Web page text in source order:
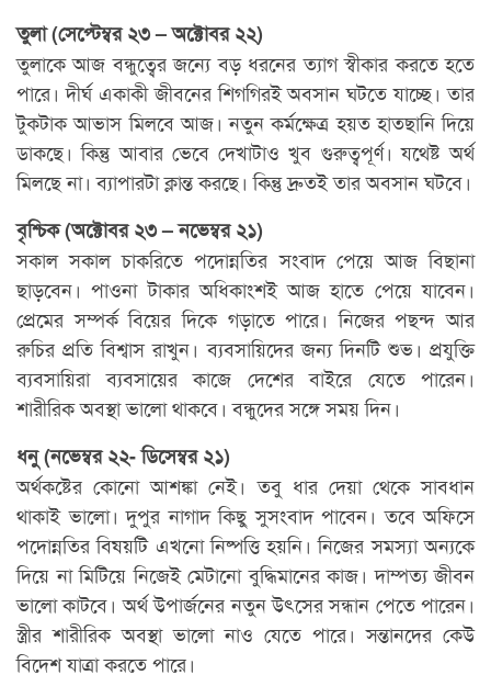
তুলা (সেপ্টেম্বর ২৩ – অক্টোবর ২২)
তুলাকে আজ বন্ধুত্বের জন্যে বড় ধরনের ত্যাগ স্বীকার করতে হতে
পারে। দীর্ঘ একাকী জীবনের শিগগিরই অবসান ঘটতে যাচ্ছে। তার
টুকটাক আভাস মিলবে আজ। নতুন কর্মক্ষেত্র হয়ত হাতছানি দিয়ে
ডাকছে। কিন্তু আবার ভেবে দেখাটাও খুব গুরুত্বপূর্ণ। যথেষ্ট অর্থ
মিলছে না। ব্যাপারটা ক্লান্ত করছে। কিন্তু দ্রুতই তার অবসান ঘটবে।
বৃশ্চিক (অক্টোবর ২৩ – নভেম্বর ২১)
সকাল সকাল চাকরিতে পদোন্নতির সংবাদ পেয়ে আজ বিছানা
ছাড়বেন। পাওনা টাকার অধিকাংশই আজ হাতে পেয়ে যাবেন।
প্রেমের সম্পর্ক বিয়ের দিকে গড়াতে পারে। নিজের পছন্দ আর
রুচির প্রতি বিশ্বাস রাখুন। ব্যবসায়িদের জন্য দিনটি শুভ। প্রযুক্তি
ব্যবসায়িরা ব্যবসায়ের কাজে দেশের বাইরে যেতে পারেন।
শারীরিক অবস্থা ভালো থাকবে। বন্ধুদের সঙ্গে সময় দিন।
ধনু (নভেম্বর ২২- ডিসেম্বর ২১)
অর্থকষ্টের কোনো আশঙ্কা নেই। তবু ধার দেয়া থেকে সাবধান
থাকাই ভালো। দুপুর নাগাদ কিছু সুসংবাদ পাবেন। তবে অফিসে
পদোন্নতির বিষয়টি এখনো নিষ্পত্তি হয়নি। নিজের সমস্যা অন্যকে
দিয়ে না মিটিয়ে নিজেই মেটানো বুদ্ধিমানের কাজ। দাম্পত্য জীবন
ভালো কাটবে। অর্থ উপার্জনের নতুন উৎসের সন্ধান পেতে পারেন।
স্ত্রীর শারীরিক অবস্থা ভালো নাও যেতে পারে। সন্তানদের কেউ
বিদেশ যাত্রা করতে পারে।